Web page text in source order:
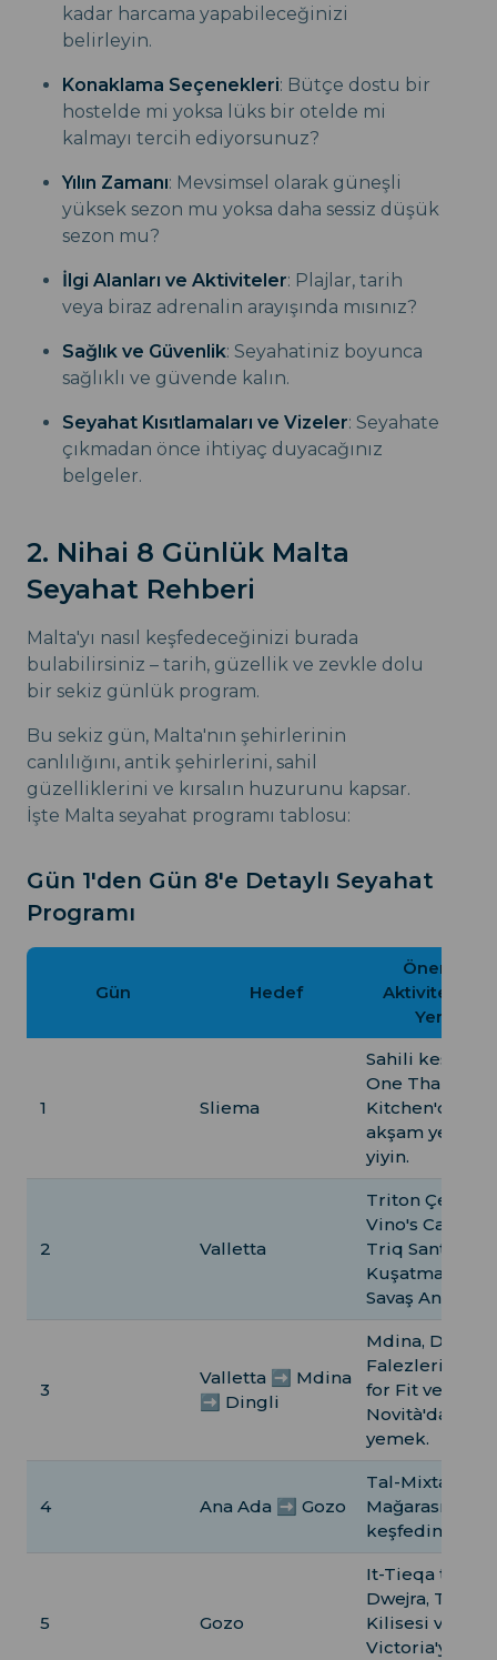
kadar harcama yapabileceğinizi
belirleyin.
Konaklama Seçenekleri: Bütçe dostu bir
hostelde mi yoksa lüks bir otelde mi
kalmayı tercih ediyorsunuz?
Yılın Zamanı: Mevsimsel olarak güneşli
yüksek sezon mu yoksa daha sessiz düşük
sezon mu?
İlgi Alanları ve Aktiviteler: Plajlar, tarih
veya biraz adrenalin arayışında mısınız?
Sağlık ve Güvenlik: Seyahatiniz boyunca
sağlıklı ve güvende kalın.
Seyahat Kısıtlamaları ve Vizeler: Seyahate
çıkmadan önce ihtiyaç duyacağınız
belgeler.
2. Nihai 8 Günlük Malta
Seyahat Rehberi
Malta'yı nasıl keşfedeceğinizi burada
bulabilirsiniz – tarih, güzellik ve zevkle dolu
bir sekiz günlük program.
Bu sekiz gün, Malta'nın şehirlerinin
canlılığını, antik şehirlerini, sahil
güzelliklerini ve kırsalın huzurunu kapsar.
İşte Malta seyahat programı tablosu:
Gün 1'den Gün 8'e Detaylı Seyahat
Programı
Gün Hedef
Önerilen
Aktiviteler ve
Yerler
1 Sliema
Sahili keşfedin,
One Thai
Kitchen'de
akşam yemeği
yiyin.
2 Valletta
Triton
Vino's Cafe
Triq Sant
Kuşatma Çanı
Savaş Anıtı
3
Valletta ➡ Mdina
➡ Dingli
Mdina, Dingli
Falezleri, Food
for Fit ve
Novità'da
yemek.
4 Ana Ada ➡ Gozo
Tal-Mixta
Mağarası'nı
keşfedin.
5 Gozo
It-Tieqa tad-
Dwejra, Ta'
Kilisesi ve
Victoria'yı